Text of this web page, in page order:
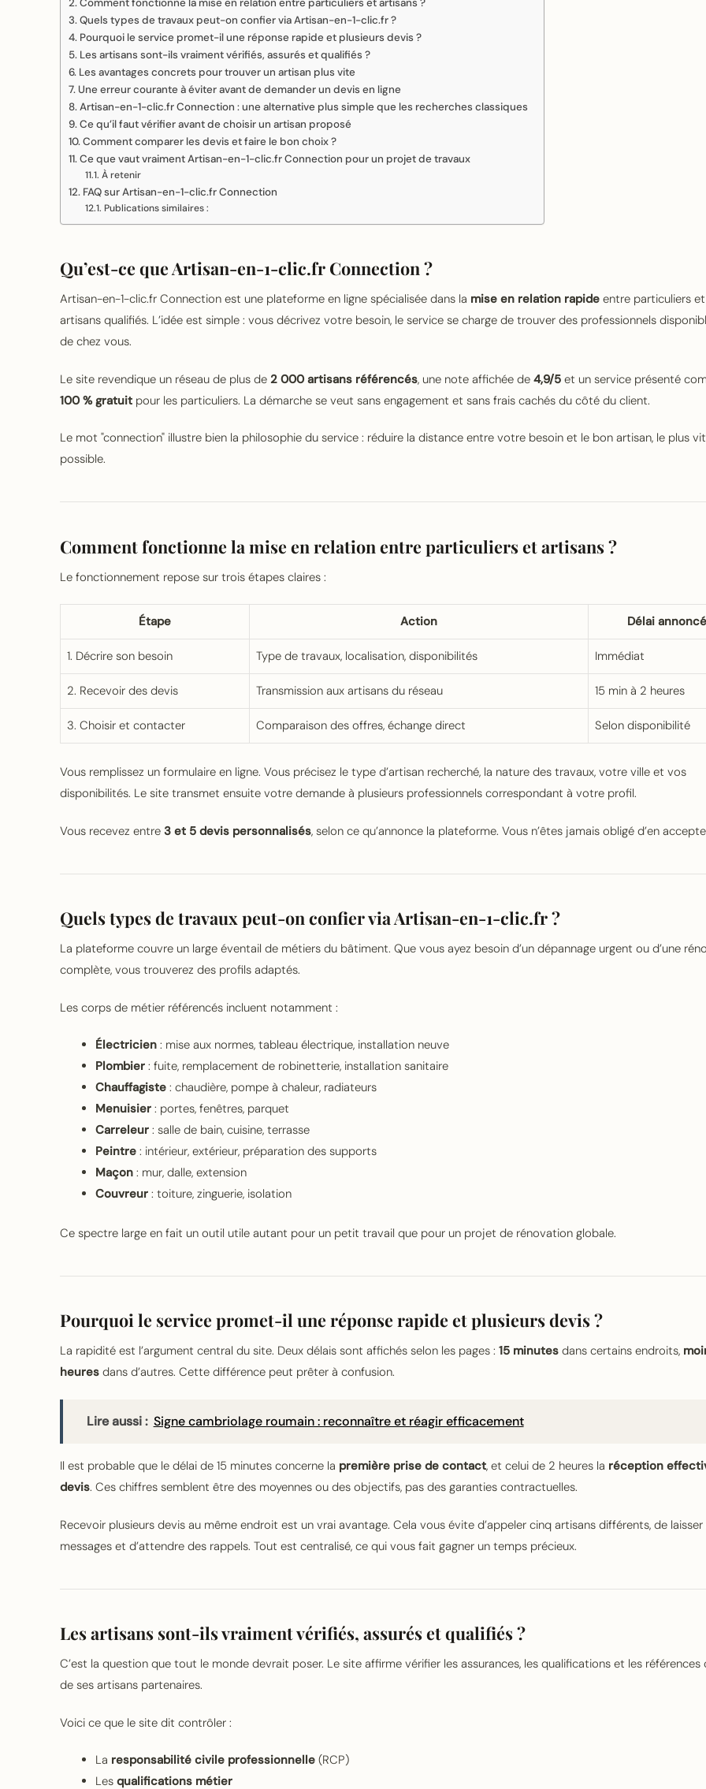
Quels types de travaux peut-on confier via Artisan-en-1-clic.fr ?
Pourquoi le service promet-il une réponse rapide et plusieurs devis ?
Les artisans sont-ils vraiment vérifiés, assurés et qualifiés ?
Les avantages concrets pour trouver un artisan plus vite
Une erreur courante à éviter avant de demander un devis en ligne
Artisan-en-1-clic.fr Connection : une alternative plus simple que les recherches classiques
Ce qu’il faut vérifier avant de choisir un artisan proposé
Comment comparer les devis et faire le bon choix ?
Ce que vaut vraiment Artisan-en-1-clic.fr Connection pour un projet de travaux
À retenir
FAQ sur Artisan-en-1-clic.fr Connection
Publications similaires :
Qu’est-ce que Artisan-en-1-clic.fr Connection ?
Artisan-en-1-clic.fr Connection est une plateforme en ligne spécialisée dans la mise en relation rapide entre particuliers et
artisans qualifiés. L’idée est simple : vous décrivez votre besoin, le service se charge de trouver des professionnels
de chez vous.
Le site revendique un réseau de plus de 2 000 artisans référencés, une note affichée de 4,9/5 et un service présenté
100 % gratuit pour les particuliers. La démarche se veut sans engagement et sans frais cachés du côté du client.
Le mot "connection" illustre bien la philosophie du service : réduire la distance entre votre besoin et le bon artisan, le plus
possible.
Comment fonctionne la mise en relation entre particuliers et artisans ?
Le fonctionnement repose sur trois étapes claires :
Étape Action Délai annoncé
1. Décrire son besoin Type de travaux, localisation, disponibilités Immédiat
2. Recevoir des devis Transmission aux artisans du réseau 15 min à 2 heures
3. Choisir et contacter Comparaison des offres, échange direct Selon disponibilité
Vous remplissez un formulaire en ligne. Vous précisez le type d’artisan recherché, la nature des travaux, votre ville et vos
disponibilités. Le site transmet ensuite votre demande à plusieurs professionnels correspondant à votre profil.
Vous recevez entre 3 et 5 devis personnalisés, selon ce qu’annonce la plateforme. Vous n’êtes jamais obligé d’en
Quels types de travaux peut-on confier via Artisan-en-1-clic.fr ?
La plateforme couvre un large éventail de métiers du bâtiment. Que vous ayez besoin d’un dépannage urgent ou d’une
complète, vous trouverez des profils adaptés.
Les corps de métier référencés incluent notamment :
Électricien: mise aux normes, tableau électrique, installation neuve
Plombier: fuite, remplacement de robinetterie, installation sanitaire
Chauffagiste: chaudière, pompe à chaleur, radiateurs
Menuisier: portes, fenêtres, parquet
Carreleur: salle de bain, cuisine, terrasse
Peintre: intérieur, extérieur, préparation des supports
Maçon: mur, dalle, extension
Couvreur: toiture, zinguerie, isolation
Ce spectre large en fait un outil utile autant pour un petit travail que pour un projet de rénovation globale.
Pourquoi le service promet-il une réponse rapide et plusieurs devis ?
La rapidité est l’argument central du site. Deux délais sont affichés selon les pages : 15 minutes dans certains endroits,
heures dans d’autres. Cette différence peut prêter à confusion.
Lire aussi : Signe cambriolage roumain : reconnaître et réagir efficacement
Il est probable que le délai de 15 minutes concerne la première prise de contact, et celui de 2 heures la réception
devis. Ces chiffres semblent être des moyennes ou des objectifs, pas des garanties contractuelles.
Recevoir plusieurs devis au même endroit est un vrai avantage. Cela vous évite d’appeler cinq artisans différents, de laisser
messages et d’attendre des rappels. Tout est centralisé, ce qui vous fait gagner un temps précieux.
Les artisans sont-ils vraiment vérifiés, assurés et qualifiés ?
C’est la question que tout le monde devrait poser. Le site affirme vérifier les assurances, les qualifications et les références
de ses artisans partenaires.
Voici ce que le site dit contrôler :
La responsabilité civile professionnelle(RCP)
Les qualifications métier